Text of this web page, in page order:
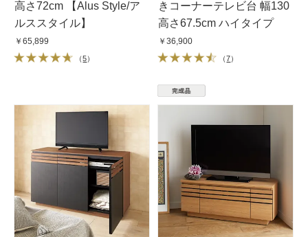
高さ72cm 【Alus Style/ア
ルススタイル】
￥65,899
（5）
きコーナーテレビ台 幅130
高さ67.5cm ハイタイプ
￥36,900
（7）